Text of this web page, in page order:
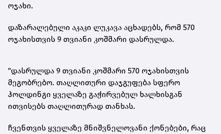
ოჯახი.
დაზარალებული აკაკი ლუკავა აცხადებს, რომ 570
ოჯახისთვის 9 თვიანი კოშმარი დასრულდა.
"დასრულდა 9 თვიანი კოშმარი 570 ოჯახისთვის
მეგობრებო. თაღლითური დაჯგუფება სფერო
ჰოლდინგი ყველაზე გაჭირვებულ ხალხისგან
ითვისებს თაღლითურად თანხას.
ჩვენთვის ყველაზე მნიშვნელოვანი ქონებები, რაც